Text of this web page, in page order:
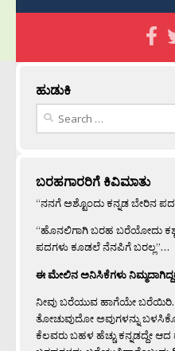
ಹುಡುಕಿ
Search
ಬರಹಗಾರರಿಗೆ ಕಿವಿಮಾತು
“ನನಗೆ ಅಶ್ಟೊಂದು ಕನ್ನಡ ಬೇರಿನ
“ಹೊನಲಿಗಾಗಿ ಬರಹ ಬರೆಯೋದು
ಪದಗಳು ಕೂಡಲೆ ನೆನಪಿಗೆ ಬರಲ್ಲ”…
ಈ ಮೇಲಿನ ಅನಿಸಿಕೆಗಳು
ನೀವು ಬರೆಯುವ ಹಾಗೆಯೇ
ತೋಚುವುದೋ ಅವುಗಳನ್ನು
ಕೆಲವರು ಬಹಳ ಹೆಚ್ಚು ಕನ್ನಡದ್ದೇ